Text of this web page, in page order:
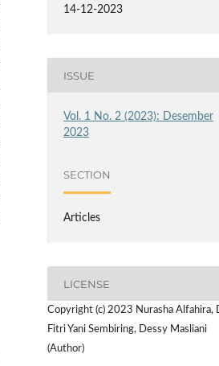
14-12-2023
ISSUE
Vol. 1 No. 2 (2023): Desember
2023
SECTION
Articles
LICENSE
Copyright (c) 2023 Nurasha Alfahira,
Fitri Yani Sembiring, Dessy Masliani
(Author)